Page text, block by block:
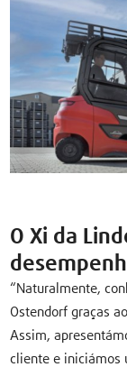
O Xi da
“Naturalmente,
Ostendorf graças
Assim,
cliente e iniciámos